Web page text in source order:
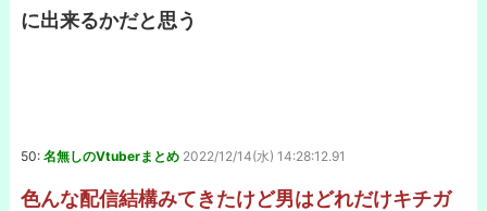
に出来るかだと思う
50: 名無しのVtuberまとめ 2022/12/14(水) 14:28:12.91
色んな配信結構みてきたけど男はどれだけキチガ